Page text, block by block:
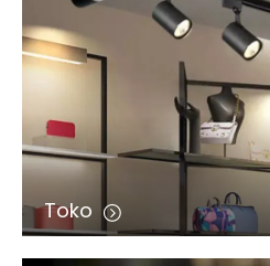
Toko